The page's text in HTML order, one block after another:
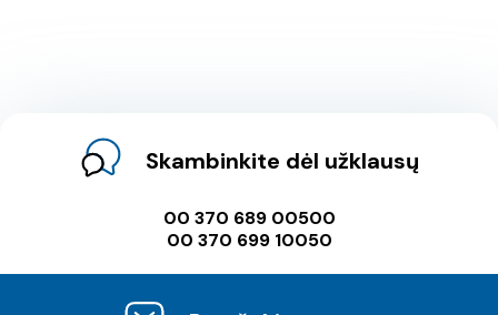
Skambinkite dėl užklausų
00 370 689 00500
00 370 699 10050